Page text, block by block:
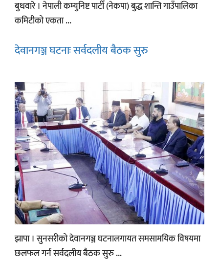
बुधवारे । नेपाली कम्युनिष्ट पार्टी (नेकपा) बुद्ध शान्ति गाउँपालिका
कमिटीको एकता ...
देवानगञ्ज घटनाः सर्वदलीय बैठक सुरु
झापा । सुनसरीको देवानगञ्ज घटनालगायत समसामयिक विषयमा
छलफल गर्न सर्वदलीय बैठक सुरु ...